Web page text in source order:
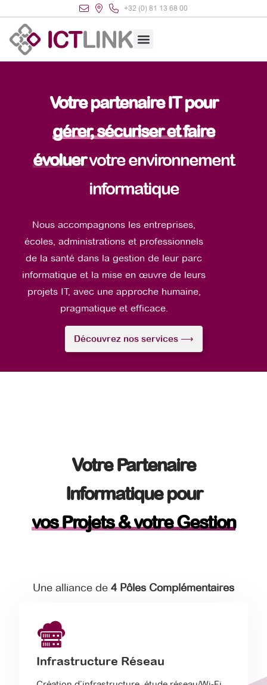
+32 (0) 81 13 68 00
Votre partenaire IT pour
gérer, sécuriser et faire
évoluervotre environnement
informatique
Nous accompagnons les entreprises,
écoles, administrations et professionnels
de la santé dans la gestion de leur parc
informatique et la mise en œuvre de leurs
projets IT, avec une approche humaine,
pragmatique et efficace.
Découvrez nos services ⟶
Votre Partenaire
Informatique pour
vos Projets & votre Gestion
Une alliance de 4 Pôles Complémentaires
Infrastructure Réseau